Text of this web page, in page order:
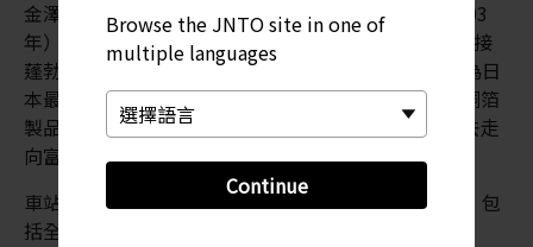
Browse the JNTO site in one of
multiple languages
Continue
金澤金箔的歷史可以追溯到安土桃山時代（1568 - 1603
年）。到了明治時期（1868 - 1912 年），這個行業迎接
蓬勃發展時期。金澤
憑藉當地高超的鍛制技藝，成為日
本最大的金屬箔出產地。目前，金澤的金箔、銀箔和銅箔
製品產量幾乎相等於全國總產量。這個行業讓金澤過去走
向富裕，如今仍是當地的經濟支柱之一。
車站內有一家酒店，步行約 2 分鐘還有幾間大型酒店，包
括全日空皇冠假日酒店和金澤日航酒店。